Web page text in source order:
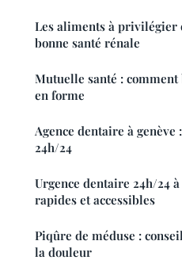
Les aliments à privilégier
bonne santé rénale
Mutuelle santé :
en forme
Agence dentaire à genève
24h/24
Urgence dentaire 24h/24
rapides et accessibles
Piqûre de méduse :
la douleur